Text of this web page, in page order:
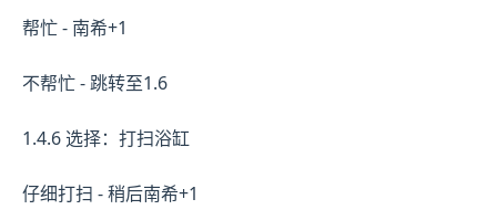
帮忙 - 南希+1
不帮忙 - 跳转至1.6
1.4.6 选择：打扫浴缸
仔细打扫 - 稍后南希+1